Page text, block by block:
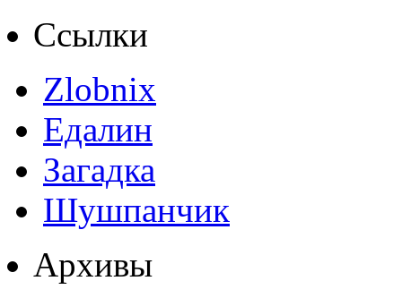
Ссылки
Zlobnix
Едалин
Загадка
Шушпанчик
Архивы